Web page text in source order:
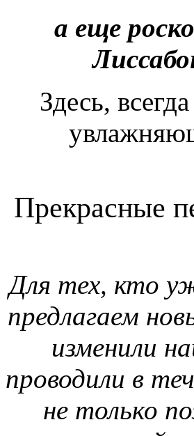
а еще
Здесь,
Прекрасные
Для тех, кто
предлагаем
изменили
проводили в
не только